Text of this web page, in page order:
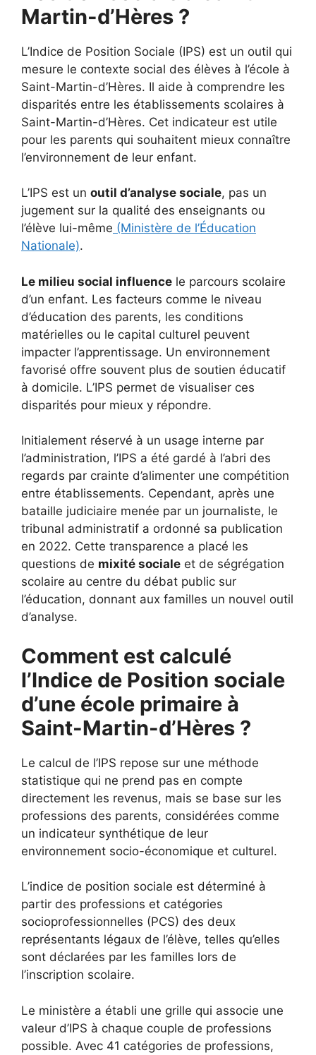
Martin-d’Hères ?
L’Indice de Position Sociale (IPS) est un outil qui
mesure le contexte social des élèves à l’école à
Saint-Martin-d’Hères. Il aide à comprendre les
disparités entre les établissements scolaires à
Saint-Martin-d’Hères. Cet indicateur est utile
pour les parents qui souhaitent mieux connaître
l’environnement de leur enfant.
L’IPS est un outil d’analyse sociale, pas un
jugement sur la qualité des enseignants ou
l’élève lui-même (Ministère de l’Éducation
Nationale).
Le milieu social influence le parcours scolaire
d’un enfant. Les facteurs comme le niveau
d’éducation des parents, les conditions
matérielles ou le capital culturel peuvent
impacter l’apprentissage. Un environnement
favorisé offre souvent plus de soutien éducatif
à domicile. L’IPS permet de visualiser ces
disparités pour mieux y répondre.
Initialement réservé à un usage interne par
l’administration, l’IPS a été gardé à l’abri des
regards par crainte d’alimenter une compétition
entre établissements. Cependant, après une
bataille judiciaire menée par un journaliste, le
tribunal administratif a ordonné sa publication
en 2022. Cette transparence a placé les
questions de mixité sociale et de ségrégation
scolaire au centre du débat public sur
l’éducation, donnant aux familles un nouvel outil
d’analyse.
Comment est calculé
l’Indice de Position sociale
d’une école primaire à
Saint-Martin-d’Hères ?
Le calcul de l’IPS repose sur une méthode
statistique qui ne prend pas en compte
directement les revenus, mais se base sur les
professions des parents, considérées comme
un indicateur synthétique de leur
environnement socio-économique et culturel.
L’indice de position sociale est déterminé à
partir des professions et catégories
socioprofessionnelles (PCS) des deux
représentants légaux de l’élève, telles qu’elles
sont déclarées par les familles lors de
l’inscription scolaire.
Le ministère a établi une grille qui associe une
valeur d’IPS à chaque couple de professions
possible. Avec 41 catégories de professions,